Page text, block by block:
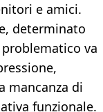
e amici.
determinato
va
mancanza di
funzionale.